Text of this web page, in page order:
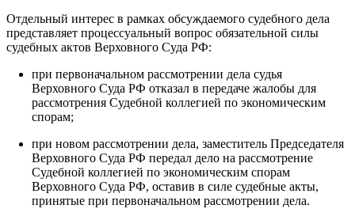
Отдельный интерес в рамках обсуждаемого судебного дела
представляет процессуальный вопрос обязательной силы
судебных актов Верховного Суда РФ:
при первоначальном рассмотрении дела судья
Верховного Суда РФ отказал в передаче жалобы для
рассмотрения Судебной коллегией по экономическим
спорам;
при новом рассмотрении дела, заместитель Председателя
Верховного Суда РФ передал дело на рассмотрение
Судебной коллегией по экономическим спорам
Верховного Суда РФ, оставив в силе судебные акты,
принятые при первоначальном рассмотрении дела.